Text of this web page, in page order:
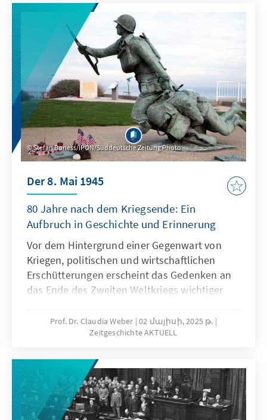
Trend wirksam entgegentreten können. Im
Mittelpunkt steht dabei die Frage, wie
Demokratie und politische Kultur
widerstandsfähig gegenüber populistischen
Versuchungen bleiben können.
Stefan Boness/IPON/Süddeutsche Zeitung Photo
Der 8. Mai 1945
80 Jahre nach dem Kriegsende: Ein
Aufbruch in Geschichte und Erinnerung
Vor dem Hintergrund einer Gegenwart von
Kriegen, politischen und wirtschaftlichen
Erschütterungen erscheint das Gedenken an
das Ende des Zweiten Weltkriegs wichtiger
die Schrecken dieser Zeit Europa nicht vor
einem neuen Krieg bewahren. In der 19.
Claudia Weber mit der Frage, wie sich
Erinnerung verändert und vor welchen
Herausforderungen das Gedenken an den
Zweiten Weltkrieg steht.
Prof. Dr. Claudia Weber 02 մայիսի, 2025 թ.
Zeitgeschichte AKTUELL